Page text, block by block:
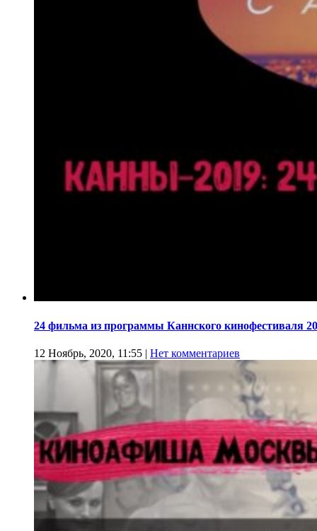
24 фильма из программы Каннского кинофестиваля
12 Ноябрь, 2020, 11:55 | Нет комментариев